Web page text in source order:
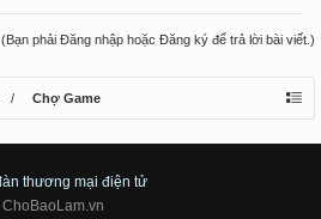
(Bạn phải Đăng nhập hoặc Đăng ký để trả lời bài viết.)
Chợ Game
thương mại điện tử
ChoBaoLam.vn